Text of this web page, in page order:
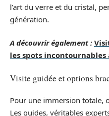
l’art du verre et du cristal,
génération.
A découvrir également :
les spots incontournables
Visite guidée et options
Pour une immersion totale,
Les guides, véritables